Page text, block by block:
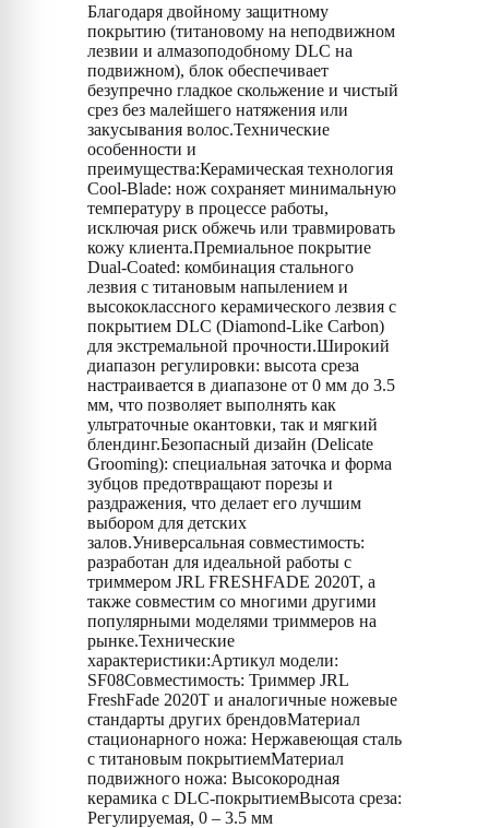
Благодаря двойному защитному
покрытию (титановому на неподвижном
лезвии и алмазоподобному DLC на
подвижном), блок обеспечивает
безупречно гладкое скольжение и чистый
срез без малейшего натяжения или
закусывания волос.Технические
особенности и
преимущества:Керамическая технология
Cool-Blade: нож сохраняет минимальную
температуру в процессе работы,
исключая риск обжечь или травмировать
кожу клиента.Премиальное покрытие
Dual-Coated: комбинация стального
лезвия с титановым напылением и
высококлассного керамического лезвия с
покрытием DLC (Diamond-Like Carbon)
для экстремальной прочности.Широкий
диапазон регулировки: высота среза
настраивается в диапазоне от 0 мм до 3.5
мм, что позволяет выполнять как
ультраточные окантовки, так и мягкий
блендинг.Безопасный дизайн (Delicate
Grooming): специальная заточка и форма
зубцов предотвращают порезы и
раздражения, что делает его лучшим
выбором для детских
залов.Универсальная совместимость:
разработан для идеальной работы с
триммером JRL FRESHFADE 2020T, а
также совместим со многими другими
популярными моделями триммеров на
рынке.Технические
характеристики:Артикул модели:
SF08Совместимость: Триммер JRL
FreshFade 2020T и аналогичные ножевые
стандарты других брендовМатериал
стационарного ножа: Нержавеющая сталь
с титановым покрытиемМатериал
подвижного ножа: Высокородная
керамика с DLC-покрытиемВысота среза:
Регулируемая, 0 – 3.5 мм